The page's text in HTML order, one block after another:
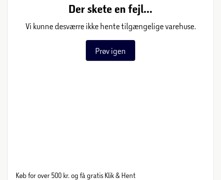
Der skete en fejl...
Vi kunne desværre ikke hente tilgængelige varehuse.
Prøv igen
Køb for over 500 kr. og få gratis Klik & Hent